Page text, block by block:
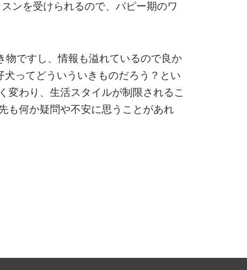
ンを受けられるので、パピー期のワ
ですし、情報も溢れているので良か
ってどういういきものだろう？とい
変わり、生活スタイルが制限されるこ
も何か疑問や不安に思うことがあれ